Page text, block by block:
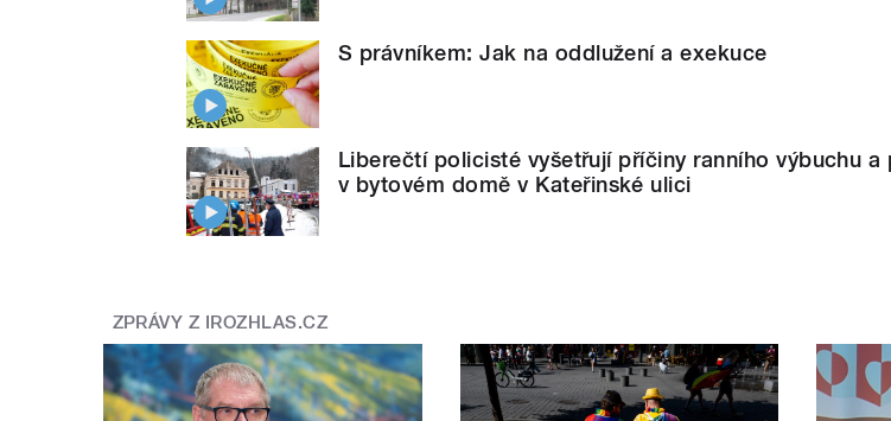
S právníkem: Jak na oddlužení a exekuce
Liberečtí policisté vyšetřují příčiny ranního výbuchu a
v bytovém domě v Kateřinské ulici
ZPRÁVY Z IROZHLAS.CZ